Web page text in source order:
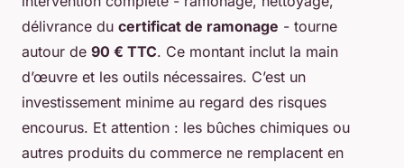
délivrance du certificat de ramonage - tourne
autour de 90 € TTC. Ce montant inclut la main
d’œuvre et les outils nécessaires. C’est un
investissement minime au regard des risques
encourus. Et attention : les bûches chimiques ou
autres produits du commerce ne remplacent en